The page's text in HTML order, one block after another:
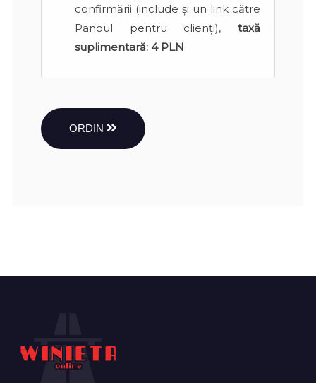
confirmării (include și un link către
Panoul pentru clienți), taxă
suplimentară: 4 PLN
ORDIN